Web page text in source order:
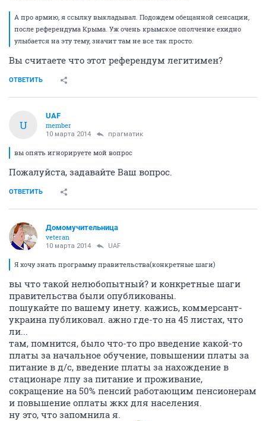
А про армию, я ссылку выкладывал. Подождем обещанной сенсации,
после референдума Крыма. Уж очень крымское ополчение ехидно
улыбается на эту тему, значит там не все так просто.
Вы считаете что этот референдум легитимен?
ОТВЕТИТЬ
U
UAF
member
10 марта 2014 прагматик
вы опять игнорируете мой вопрос
Пожалуйста, задавайте Ваш вопрос.
ОТВЕТИТЬ
Домомучительница
veteran
10 марта 2014 UAF
Я хочу знать программу правительства(конкретные шаги)
вы что такой нелюбопытный? и конкретные шаги
правительства были опубликованы.
пошукайте по вашему инету. кажись, коммерсант-
украина публиковал. ажно где-то на 45 листах, что
ли...
там, помнится, было что-то про введение какой-то
платы за начальное обучение, повышении платы за
питание в д/с, введение платы за нахождение в
стационаре лпу за питание и проживание,
сокращение на 50% пенсий работающим пенсионерам
и повышение оплаты жкх для населения.
ну это, что запомнила я.